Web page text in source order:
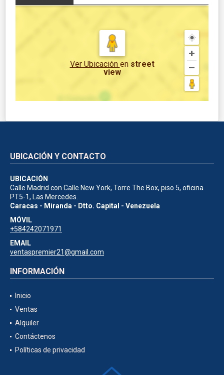
Ver Ubicación en street
view
UBICACIÓN Y CONTACTO
UBICACIÓN
Calle Madrid con Calle New York, Torre The Box, piso 5, oficina
PT5-1, Las Mercedes.
Caracas - Miranda - Dtto. Capital - Venezuela
MÓVIL
+584242071971
EMAIL
ventaspremier21@gmail.com
INFORMACIÓN
Inicio
Ventas
Alquiler
Contáctenos
Políticas de privacidad